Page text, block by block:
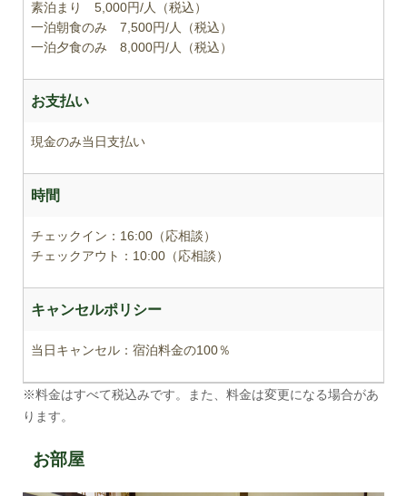
素泊まり 5,000円/人（税込）
一泊朝食のみ 7,500円/人（税込）
一泊夕食のみ 8,000円/人（税込）
お支払い
現金のみ当日支払い
時間
チェックイン：16:00（応相談）
チェックアウト：10:00（応相談）
キャンセルポリシー
当日キャンセル：宿泊料金の100％
※料金はすべて税込みです。また、料金は変更になる場合があ
ります。
お部屋